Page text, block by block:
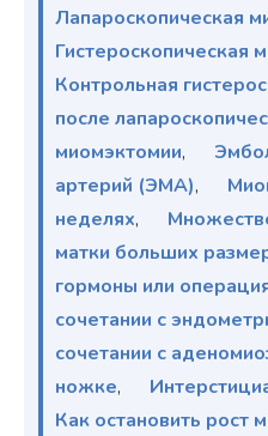
Лапароскопическая
Гистероскопическая
Контрольная
после
миомэктомии,
артерий (ЭМА),
неделях,
матки больших
гормоны или
сочетании с
сочетании с
ножке,
Как остановить рост